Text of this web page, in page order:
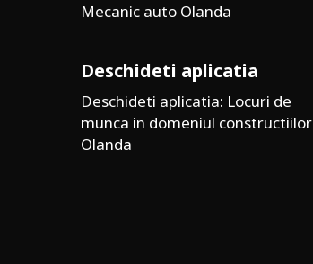
Mecanic auto Olanda
Deschideti aplicatia
Deschideti aplicatia: Locuri de
munca in domeniul constructiilor
Olanda